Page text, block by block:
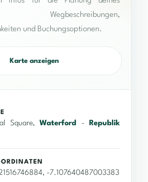
und Buchungsoptionen.
Karte anzeigen
Square, Waterford - Republik
-7.107640487003383